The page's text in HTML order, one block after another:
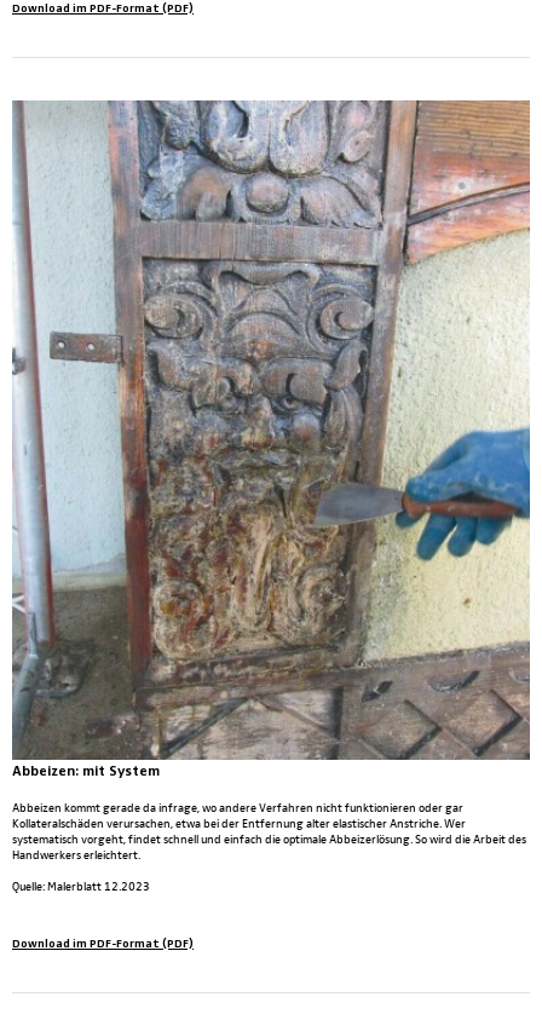
Download im PDF-Format (PDF)
Abbeizen: mit System
Abbeizen kommt gerade da infrage, wo andere Verfahren nicht funktionieren oder gar
Kollateralschäden verursachen, etwa bei der Entfernung alter elastischer Anstriche. Wer
systematisch vorgeht, findet schnell und einfach die optimale Abbeizerlösung. So wird die Arbeit des
Handwerkers erleichtert.
Quelle: Malerblatt 12.2023
Download im PDF-Format (PDF)